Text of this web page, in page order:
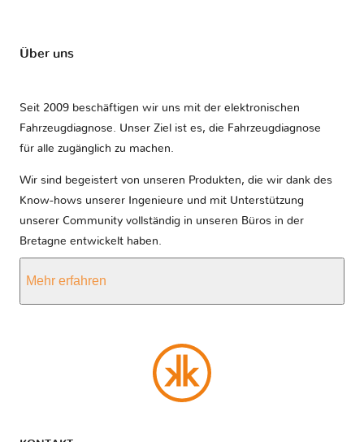
Über uns
Seit 2009 beschäftigen wir uns mit der elektronischen
Fahrzeugdiagnose. Unser Ziel ist es, die Fahrzeugdiagnose
für alle zugänglich zu machen.
Wir sind begeistert von unseren Produkten, die wir dank des
Know-hows unserer Ingenieure und mit Unterstützung
unserer Community vollständig in unseren Büros in der
Bretagne entwickelt haben.
Mehr erfahren